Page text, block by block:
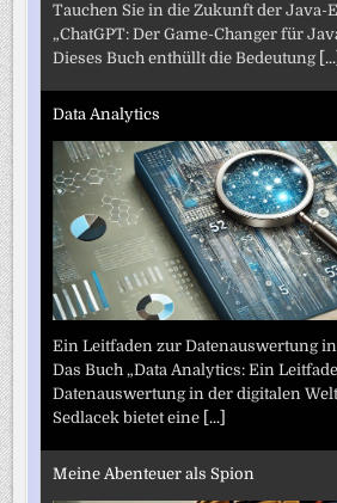
Tauchen Sie in die Zukunft der
„ChatGPT: Der Game-Changer für
Dieses Buch enthüllt die Bedeutung [...]
Data Analytics
Ein Leitfaden zur Datenauswertung
Das Buch „Data Analytics: Ein
Datenauswertung in der digitalen
Sedlacek bietet eine [...]
Meine Abenteuer als Spion